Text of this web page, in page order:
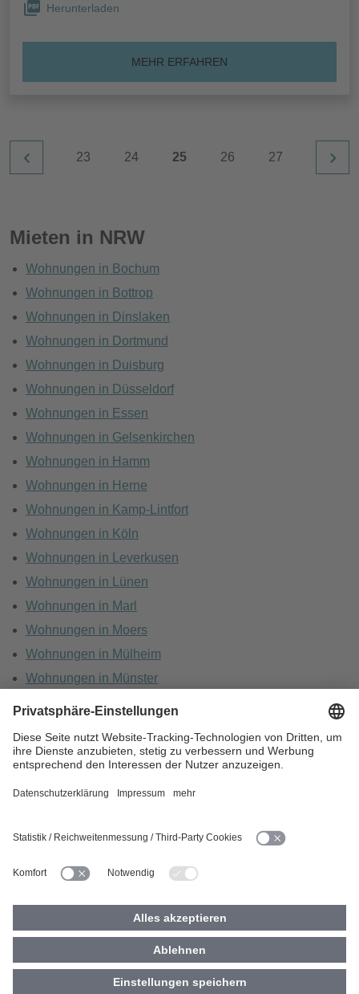
Herunterladen
MEHR ERFAHREN
23 24 25 26 27
Mieten in NRW
Wohnungen in Bochum
Wohnungen in Bottrop
Wohnungen in Dinslaken
Wohnungen in Dortmund
Wohnungen in Duisburg
Wohnungen in Düsseldorf
Wohnungen in Essen
Wohnungen in Gelsenkirchen
Wohnungen in Hamm
Wohnungen in Herne
Wohnungen in Kamp-Lintfort
Wohnungen in Köln
Wohnungen in Leverkusen
Wohnungen in Lünen
Wohnungen in Marl
Wohnungen in Moers
Wohnungen in Mülheim
Wohnungen in Münster
HOME KARRIERE
BARRIEREFREIHEIT IMPRESSUM
COOKIES